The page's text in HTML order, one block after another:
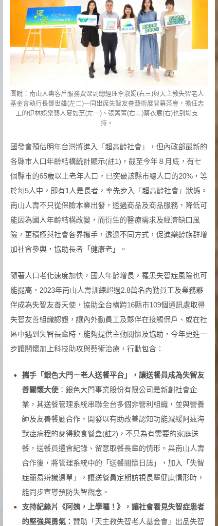
圖說：南山人壽客戶服務資深副總經理李淑娟(右三)與天主教失智老人
基金會執行長鄧世雄(左二)一同出席失智友善藝術展開幕茶會，擔任志
工的伊林娛樂藝人夏如芝(左一)、張菁菁(右二)蔡衣宸(右)也到場支
持。
國發會預估明年台灣將進入「超高齡社會」，但內政部最新的
各縣市人口年齡結構統計顯示(註1)，截至今年８月底，有七
個縣市的65歲以上老年人口，已突破該縣市總人口的20%，等
於每5人中，即有1人是長者，率先步入「超高齡社會」狀態。
南山人壽不只從保險本業出發，透過商品及商品服務，降低可
能因為國人年齡結構改變，而衍生的醫療需求及經濟缺口風
險，更積極與社會各界攜手，透過不同方式，促進樂齡族群增
加社會參與，協助長者「健康老」。
隨著人口老化速度加快，國人年齡增長，罹患失智症風險也可
能提高，2023年南山人壽訓練超過2.8萬名內勤員工及業務夥
伴成為失智友善天使，協助全台橫跨16縣市109個通訊處取得
失智友善組織認證，讓內外勤員工及夥伴在接觸保戶、或在社
區中遇到失智長輩時，能夠提供主動關懷及協助，今年更進一
步讓關懷加上科技助攻與藝術治療，行動包含：
攜手「銀色大門－老人送餐平台」，讓送餐員成為失智友
善關懷大使：銀色大門事業股份有限公司是新創社會企
業，其送餐管理系統串聯全台多個非營利組織，並與營養
師及友善餐廳合作，開發以有助改善認知功能減緩阿茲海
默症病程的麥得飲食餐盒(註2)，不只為有需要的家庭送
餐，送餐員還會紀錄、留意取餐長輩的情形。與南山人壽
合作後，將管理系統中的「送餐關懷日誌」，加入「失智
症簡易辨識選單」，讓送餐員定期訪視長輩健康情形時，
能同步宣導預防失智觀念。
支持紀錄片《阿姨，上學囉！》，讓社會看見失智症患者
的堅強與勇氣： 贊助「天主教失智老人基金會」出品失智